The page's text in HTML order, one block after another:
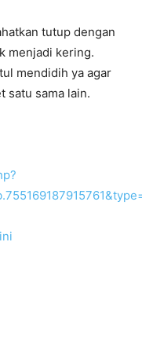
tutup dengan
menjadi kering.
mendidih ya agar
satu sama lain.